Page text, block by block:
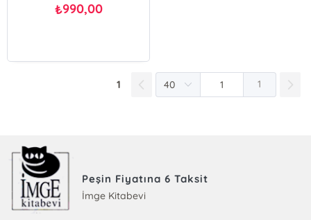
₺990,00
1 1
Peşin Fiyatına 6 Taksit
İmge Kitabevi